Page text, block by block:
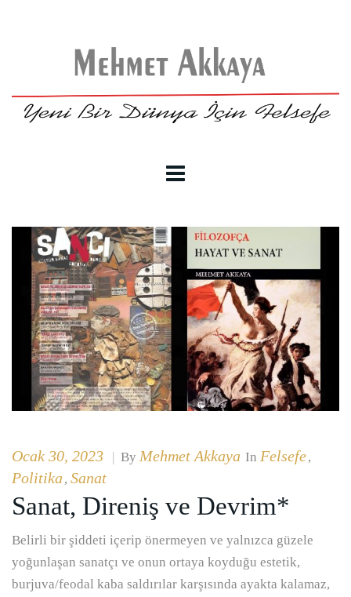
Ocak 30, 2023 | By Mehmet Akkaya In Felsefe,
Politika, Sanat
Sanat, Direniş ve Devrim*
Belirli bir şiddeti içerip önermeyen ve yalnızca güzele
yoğunlaşan sanatçı ve onun ortaya koyduğu estetik,
burjuva/feodal kaba saldırılar karşısında ayakta kalamaz,